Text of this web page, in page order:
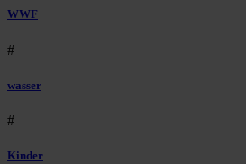
WWF
#
wasser
#
Kinder